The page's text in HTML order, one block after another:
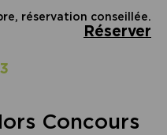
réservation conseillée.
Réserver
Concours